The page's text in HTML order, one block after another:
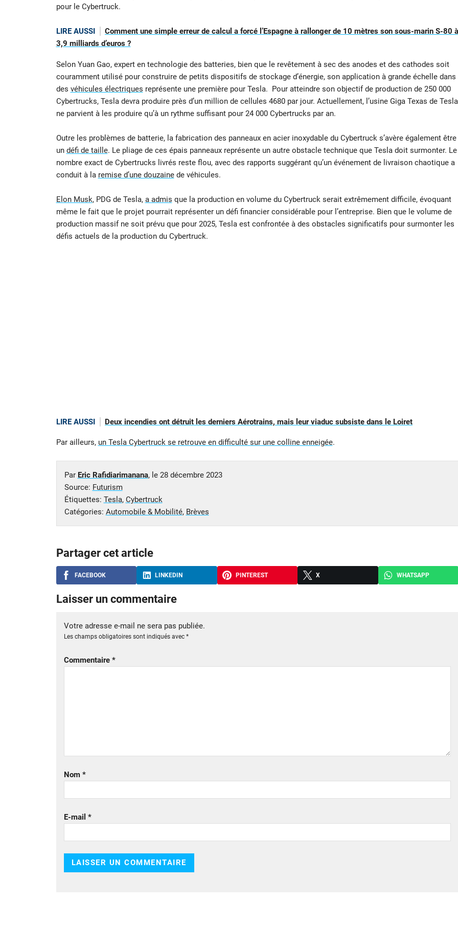
pour le Cybertruck.
LIRE AUSSI
Comment une simple erreur de calcul a forcé l’Espagne à rallonger de 10 mètres son sous-marin S-80 à
3,9 milliards d’euros ?
Selon Yuan Gao, expert en technologie des batteries, bien que le revêtement à sec des anodes et des cathodes soit
couramment utilisé pour construire de petits dispositifs de stockage d’énergie, son application à grande échelle dans
des véhicules électriques représente une première pour Tesla. Pour atteindre son objectif de production de 250 000
Cybertrucks, Tesla devra produire près d’un million de cellules 4680 par jour. Actuellement, l’usine Giga Texas de Tesla
ne parvient à les produire qu’à un rythme suffisant pour 24 000 Cybertrucks par an.
Outre les problèmes de batterie, la fabrication des panneaux en acier inoxydable du Cybertruck s’avère également être
un défi de taille. Le pliage de ces épais panneaux représente un autre obstacle technique que Tesla doit surmonter. Le
nombre exact de Cybertrucks livrés reste flou, avec des rapports suggérant qu’un événement de livraison chaotique a
conduit à la remise d’une douzainede véhicules.
Elon Musk, PDG de Tesla, a admis que la production en volume du Cybertruck serait extrêmement difficile, évoquant
même le fait que le projet pourrait représenter un défi financier considérable pour l’entreprise. Bien que le volume de
production massif ne soit prévu que pour 2025, Tesla est confrontée à des obstacles significatifs pour surmonter les
défis actuels de la production du Cybertruck.
LIRE AUSSI Deux incendies ont détruit les derniers Aérotrains, mais leur viaduc subsiste dans le Loiret
Par ailleurs, un Tesla Cybertruck se retrouve en difficulté sur une colline enneigée.
Par Eric Rafidiarimanana, le 28 décembre 2023
Source: Futurism
Étiquettes: Tesla, Cybertruck
Catégories: Automobile & Mobilité, Brèves
Partager cet article
FACEBOOK LINKEDIN PINTEREST X WHATSAPP
Laisser un commentaire
Votre adresse e-mail ne sera pas publiée.
Les champs obligatoires sont indiqués avec *
Commentaire *
Nom *
E-mail *